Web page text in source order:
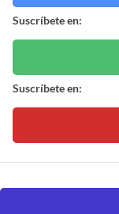
Suscríbete en:
Suscríbete en: